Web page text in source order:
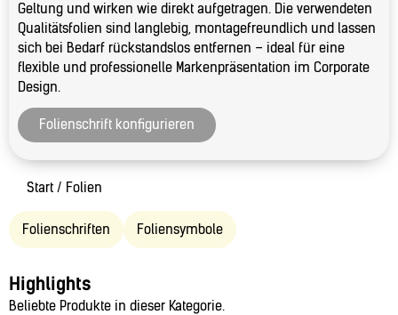
Geltung und wirken wie direkt aufgetragen. Die verwendeten
Qualitätsfolien sind langlebig, montagefreundlich und lassen
sich bei Bedarf rückstandslos entfernen – ideal für eine
flexible und professionelle Markenpräsentation im Corporate
Design.
Folienschrift konfigurieren
Start / Folien
Folienschriften Foliensymbole
Highlights
Beliebte Produkte in dieser Kategorie.